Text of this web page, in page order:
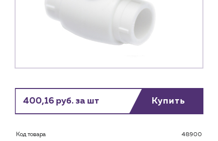
400,16 руб. за шт Купить
Код товара
48900